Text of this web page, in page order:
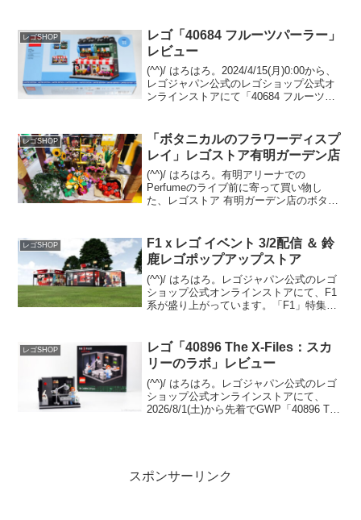
レゴSHOP
レゴ「40684 フルーツパーラー」
レビュー
(^^)/ はろはろ。2024/4/15(月)0:00から、
レゴジャパン公式のレゴショップ公式オ
ンラインストアにて「40684 フルーツパ
(税込)以上購入 且...
レゴSHOP
「ボタニカルのフラワーディスプ
レイ」レゴストア有明ガーデン店
(^^)/ はろはろ。有明アリーナでの
Perfumeのライブ前に寄って買い物し
た、レゴストア 有明ガーデン店のボタニ
パン/シナテック指定ですが、主役のボタ
ニカルコレ...
レゴSHOP
F1ｘレゴ イベント 3/2配信 ＆ 鈴
鹿レゴポップアップストア
(^^)/ はろはろ。レゴジャパン公式のレゴ
ショップ公式オンラインストアにて、F1
系が盛り上がっています。「F1」特集ペ
です。...
レゴSHOP
レゴ「40896 The X-Files：スカ
リーのラボ」レビュー
(^^)/ はろはろ。レゴジャパン公式のレゴ
ショップ公式オンラインストアにて、
2026/8/1(土)から先着でGWP「40896 The
スポンサーリンク